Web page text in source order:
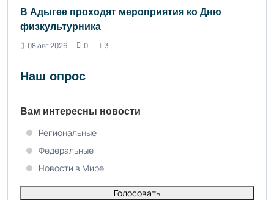
В Адыгее проходят мероприятия ко Дню
физкультурника
08 авг 2026
0 3
Наш опрос
Вам интересны новости
Региональные
Федеральные
Новости в Мире
Голосовать